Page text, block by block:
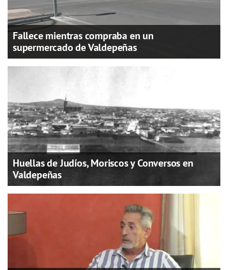
Fallece mientras compraba en un
supermercado de Valdepeñas
Huellas de Judíos, Moriscos y Conversos en
Valdepeñas